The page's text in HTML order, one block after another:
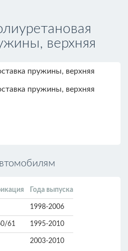
верхняя
Года выпуска
1998-2006
61 1995-2010
2003-2010